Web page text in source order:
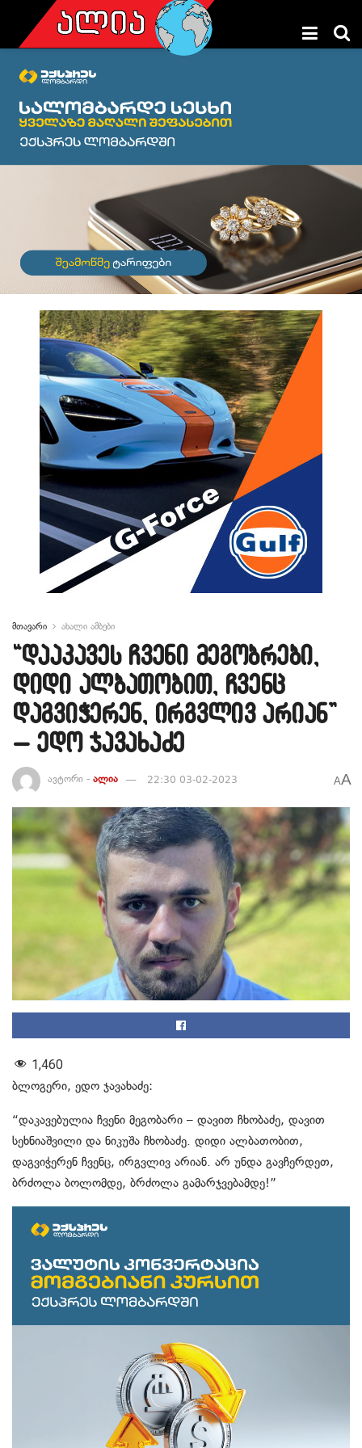
მთავარი ახალი ამბები
“დააკავეს ჩვენი მეგობრები,
დიდი ალბათობით, ჩვენც
დაგვიჭერენ, ირგვლივ არიან”
– ედო ჯავახაძე
ავტორი - ალია 22:30 03-02-2023 AA
1,460
ბლოგერი, ედო ჯავახაძე:
“დაკავებულია ჩვენი მეგობარი – დავით ჩხობაძე, დავით
სეხნიაშვილი და ნიკუშა ჩხობაძე. დიდი ალბათობით,
დაგვიჭერენ ჩვენც, ირგვლივ არიან. არ უნდა გავჩერდეთ,
ბრძოლა ბოლომდე, ბრძოლა გამარჯვებამდე!”